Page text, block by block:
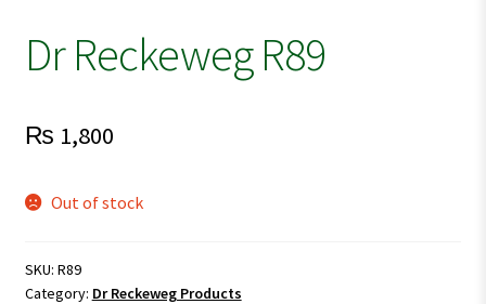
Dr Reckeweg R89
₨ 1,800
Out of stock
SKU: R89
Category: Dr Reckeweg Products